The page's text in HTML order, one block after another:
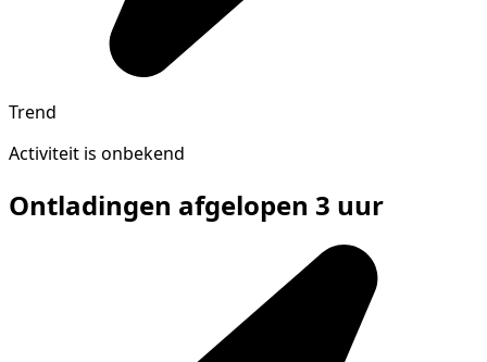
Trend
Activiteit is onbekend
Ontladingen afgelopen 3 uur